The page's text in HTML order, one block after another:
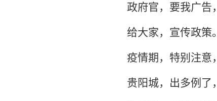
政府官，要我广告，
给大家，宣传政策。
疫情期，特别注意，
贵阳城，出多例了，